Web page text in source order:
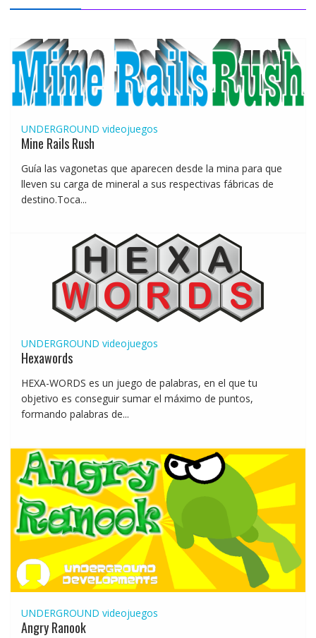
UNDERGROUND videojuegos
Mine Rails Rush
Guía las vagonetas que aparecen desde la mina para que
lleven su carga de mineral a sus respectivas fábricas de
destino.Toca...
UNDERGROUND videojuegos
Hexawords
HEXA-WORDS es un juego de palabras, en el que tu
objetivo es conseguir sumar el máximo de puntos,
formando palabras de...
UNDERGROUND videojuegos
Angry Ranook